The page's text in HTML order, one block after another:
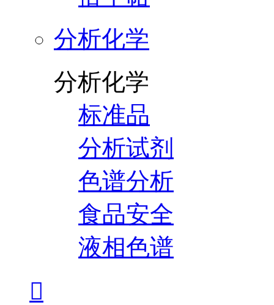
分析化学
分析化学
标准品
分析试剂
色谱分析
食品安全
液相色谱
